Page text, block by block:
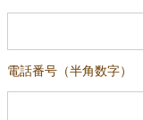
電話番号（半角数字）